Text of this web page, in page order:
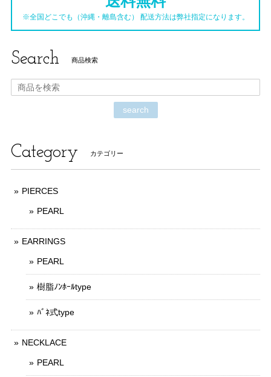
※全国どこでも（沖縄・離島含む） 配送方法は弊社指定になります。
Search 商品検索
search
Category カテゴリー
PIERCES
PEARL
EARRINGS
PEARL
樹脂ﾉﾝﾎｰﾙtype
ﾊﾞﾈ式type
NECKLACE
PEARL